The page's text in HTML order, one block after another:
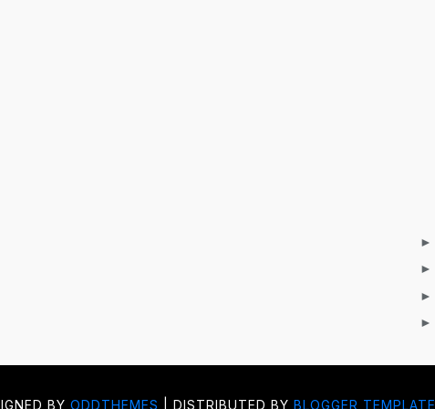
►
►
►
►
BY ODDTHEMES | DISTRIBUTED BY BLOGGER TEMPLATE